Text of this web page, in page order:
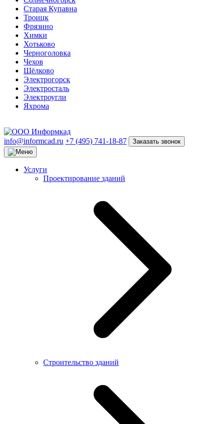
Старая Купавна
Троицк
Фрязино
Химки
Хотьково
Черноголовка
Чехов
Щёлково
Электрогорск
Электросталь
Электроугли
Яхрома
info@informcad.ru +7 (495) 741-18-87 Заказать звонок
Услуги
Проектирование зданий
Строительство зданий